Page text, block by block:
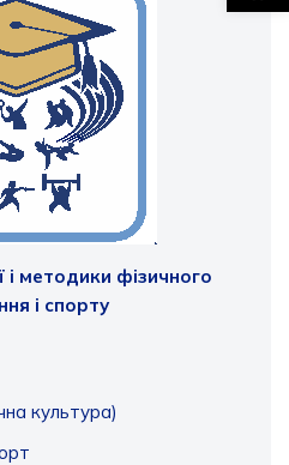
методики фізичного
і спорту
культура)